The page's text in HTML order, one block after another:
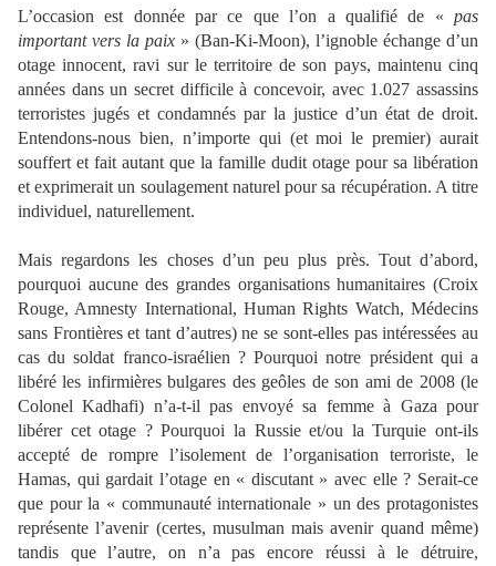
L’occasion est donnée par ce que l’on a qualifié de « pas
important vers la paix » (Ban-Ki-Moon), l’ignoble échange d’un
otage innocent, ravi sur le territoire de son pays, maintenu cinq
années dans un secret difficile à concevoir, avec 1.027 assassins
terroristes jugés et condamnés par la justice d’un état de droit.
Entendons-nous bien, n’importe qui (et moi le premier) aurait
souffert et fait autant que la famille dudit otage pour sa libération
et exprimerait un soulagement naturel pour sa récupération. A titre
individuel, naturellement.
Mais regardons les choses d’un peu plus près. Tout d’abord,
pourquoi aucune des grandes organisations humanitaires (Croix
Rouge, Amnesty International, Human Rights Watch, Médecins
sans Frontières et tant d’autres) ne se sont-elles pas intéressées au
cas du soldat franco-israélien ? Pourquoi notre président qui a
libéré les infirmières bulgares des geôles de son ami de 2008 (le
Colonel Kadhafi) n’a-t-il pas envoyé sa femme à Gaza pour
libérer cet otage ? Pourquoi la Russie et/ou la Turquie ont-ils
accepté de rompre l’isolement de l’organisation terroriste, le
Hamas, qui gardait l’otage en « discutant » avec elle ? Serait-ce
que pour la « communauté internationale » un des protagonistes
représente l’avenir (certes, musulman mais avenir quand même)
tandis que l’autre, on n’a pas encore réussi à le détruire,